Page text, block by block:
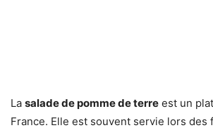
La salade de pomme de terre est un
France. Elle est souvent servie lors des